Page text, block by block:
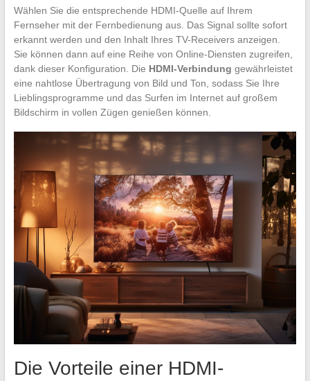
Wählen Sie die entsprechende HDMI-Quelle auf Ihrem
Fernseher mit der Fernbedienung aus. Das Signal sollte sofort
erkannt werden und den Inhalt Ihres TV-Receivers anzeigen.
Sie können dann auf eine Reihe von Online-Diensten zugreifen,
dank dieser Konfiguration. Die HDMI-Verbindung gewährleistet
eine nahtlose Übertragung von Bild und Ton, sodass Sie Ihre
Lieblingsprogramme und das Surfen im Internet auf großem
Bildschirm in vollen Zügen genießen können.
Die Vorteile einer HDMI-